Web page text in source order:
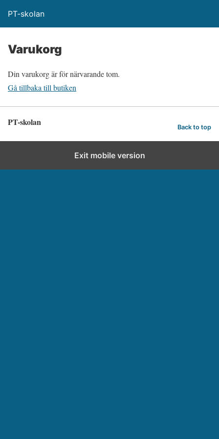
PT-skolan
Varukorg
Din varukorg är för närvarande tom.
Gå tillbaka till butiken
PT-skolan Back to top
Exit mobile version